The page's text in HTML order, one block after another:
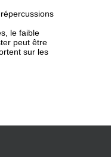
le faible
peut être
sur les